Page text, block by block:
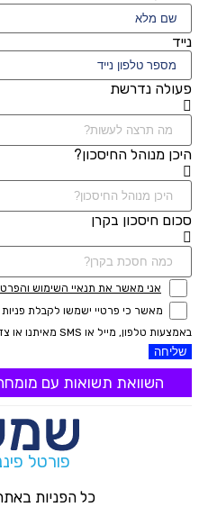
נייד
פעולה נדרשת
היכן מנוהל החיסכון?
סכום חיסכון בקרן
אני מאשר את תנאיי השימוש
מאשר כי פרטיי ישמשו לקבלת פניות
באמצעות טלפון, מייל או SMS מאיתנו או צד שלישי
שליחה
השוואת תשואות עם
פורטל
כל הפניות